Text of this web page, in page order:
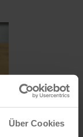
Über Cookies